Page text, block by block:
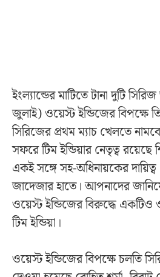
ইংল্যান্ডের মাটিতে টানা দুটি
জুলাই) ওয়েস্ট ইন্ডিজের বিপক্ষে
সিরিজের প্রথম ম্যাচ খেলতে
সফরে টিম ইন্ডিয়ার নেতৃত্ব রয়েছে
একই সঙ্গে সহ-অধিনায়কের দায়িত্ব
জাদেজার হাতে। আপনাদের
ওয়েস্ট ইন্ডিজের বিরুদ্ধে একটিও
টিম ইন্ডিয়া।
ওয়েস্ট ইন্ডিজের বিপক্ষে চলতি